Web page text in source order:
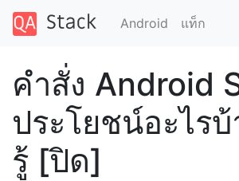
Android แท็ก
คำสั่ง Android
ประโยชน์อะไร
รู้ [ปิด]